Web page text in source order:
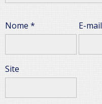
Nome * E-mail
Site